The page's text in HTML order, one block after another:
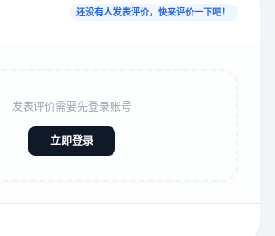
还没有人发表评价，快来评价一下吧！
发表评价需要先登录账号
立即登录